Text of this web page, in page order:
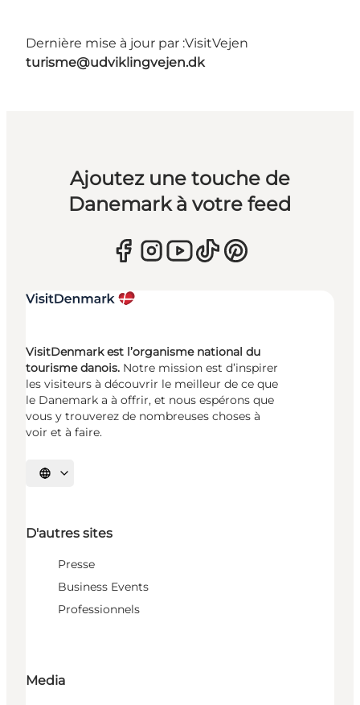
Dernière mise à jour par :VisitVejen
turisme@udviklingvejen.dk
Ajoutez une touche de
Danemark à votre feed
VisitDenmark est l’organisme national du
tourisme danois. Notre mission est d’inspirer
les visiteurs à découvrir le meilleur de ce que
le Danemark a à offrir, et nous espérons que
vous y trouverez de nombreuses choses à
voir et à faire.
Choisissez la langue
D'autres sites
Presse
Business Events
Professionnels
Media